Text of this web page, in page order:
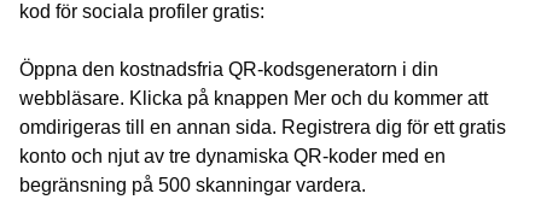
kod för sociala profiler gratis:
Öppna den kostnadsfria QR-kodsgeneratorn i din
webbläsare. Klicka på knappen Mer och du kommer att
omdirigeras till en annan sida. Registrera dig för ett gratis
konto och njut av tre dynamiska QR-koder med en
begränsning på 500 skanningar vardera.